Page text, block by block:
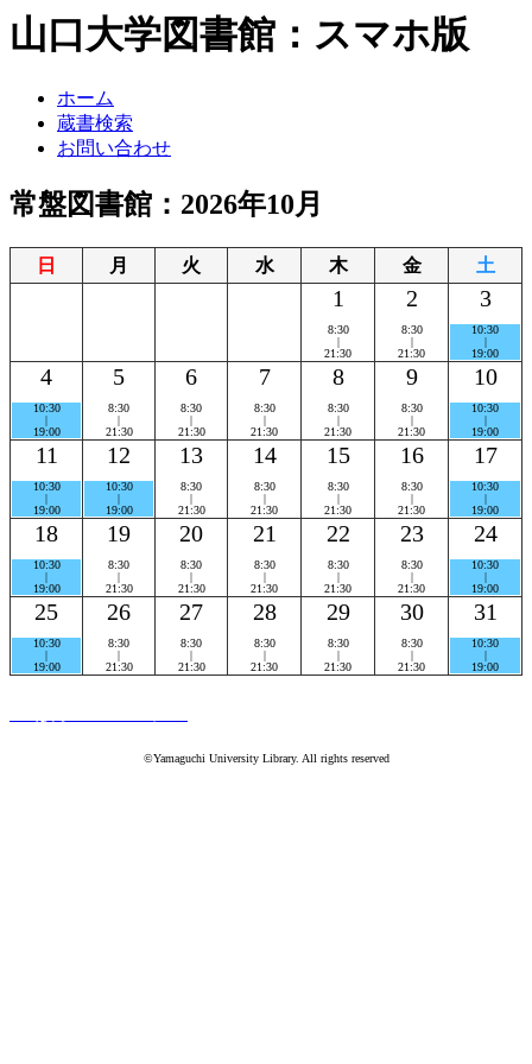
山口大学図書館：スマホ版
ホーム
蔵書検索
お問い合わせ
常盤図書館：2026年10月
日 月 火 水 木 金 土
1
8:30
|
21:30
2
8:30
|
21:30
3
10:30
|
19:00
4
10:30
|
19:00
5
8:30
|
21:30
6
8:30
|
21:30
7
8:30
|
21:30
8
8:30
|
21:30
9
8:30
|
21:30
10
10:30
|
19:00
11
10:30
|
19:00
12
10:30
|
19:00
13
8:30
|
21:30
14
8:30
|
21:30
15
8:30
|
21:30
16
8:30
|
21:30
17
10:30
|
19:00
18
10:30
|
19:00
19
8:30
|
21:30
20
8:30
|
21:30
21
8:30
|
21:30
22
8:30
|
21:30
23
8:30
|
21:30
24
10:30
|
19:00
25
10:30
|
19:00
26
8:30
|
21:30
27
8:30
|
21:30
28
8:30
|
21:30
29
8:30
|
21:30
30
8:30
|
21:30
31
10:30
|
19:00
©Yamaguchi University Library. All rights reserved